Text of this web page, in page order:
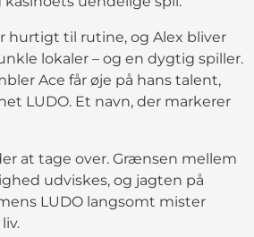
hurtigt til rutine, og Alex bliver
lokaler – og en dygtig spiller.
Ace får øje på hans talent,
LUDO. Et navn, der markerer
at tage over. Grænsen mellem
udviskes, og jagten på
LUDO langsomt mister